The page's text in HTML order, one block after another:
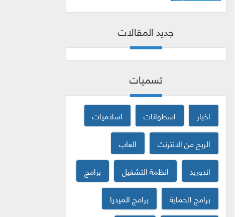
كورسات
جديد المقالات
تسميات
اخبار اسطوانات
اسلاميات
الربح من الانترنت
العاب
اندوريد
انظمة التشغيل
برامج
برامج الحماية
برامج الميديا